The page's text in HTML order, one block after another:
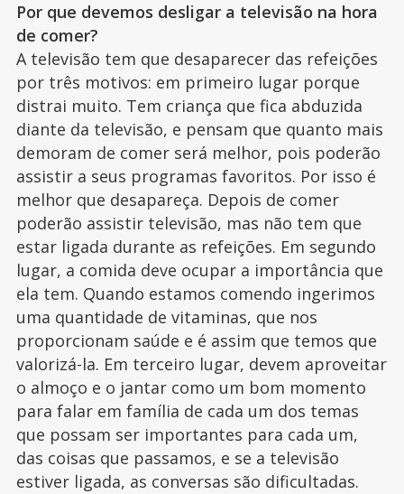
Por que devemos desligar a televisão na hora
de comer?
A televisão tem que desaparecer das refeições
por três motivos: em primeiro lugar porque
distrai muito. Tem criança que fica abduzida
diante da televisão, e pensam que quanto mais
demoram de comer será melhor, pois poderão
assistir a seus programas favoritos. Por isso é
melhor que desapareça. Depois de comer
poderão assistir televisão, mas não tem que
estar ligada durante as refeições. Em segundo
lugar, a comida deve ocupar a importância que
ela tem. Quando estamos comendo ingerimos
uma quantidade de vitaminas, que nos
proporcionam saúde e é assim que temos que
valorizá-la. Em terceiro lugar, devem aproveitar
o almoço e o jantar como um bom momento
para falar em família de cada um dos temas
que possam ser importantes para cada um,
das coisas que passamos, e se a televisão
estiver ligada, as conversas são dificultadas.